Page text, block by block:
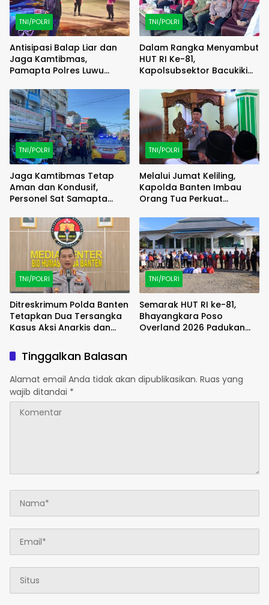
TNI/POLRI
Antisipasi Balap Liar dan
Jaga Kamtibmas,
Pamapta Polres Luwu
TNI/POLRI
Dalam Rangka Menyambut
HUT RI Ke-81,
Kapolsubsektor Bacukiki
Lomba 17-an
TNI/POLRI
Jaga Kamtibmas Tetap
Aman dan Kondusif,
Personel Sat Samapta
Sejumlah Titik Kota
Parepare
TNI/POLRI
Melalui Jumat Keliling,
Kapolda Banten Imbau
Orang Tua Perkuat
Narkoba dan Judi Online
TNI/POLRI
Ditreskrimum Polda Banten
Tetapkan Dua Tersangka
Kasus Aksi Anarkis dan
TNI/POLRI
Semarak HUT RI ke-81,
Bhayangkara Poso
Overland 2026 Padukan
Tinggalkan Balasan
Alamat email Anda tidak akan dipublikasikan. Ruas yang
wajib ditandai *